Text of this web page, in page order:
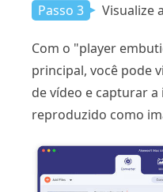
Passo 3 Visualize
Com o "player
principal, você pode
de vídeo e capturar
reproduzido como